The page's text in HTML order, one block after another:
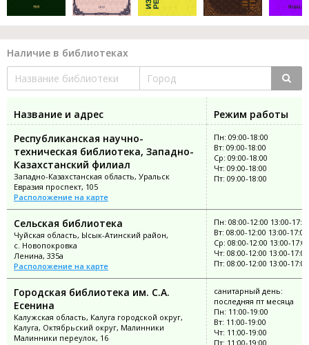
Наличие в библиотеках
Название и адрес
Режим работы
Республиканская научно-
техническая библиотека, Западно-
Казахстанский филиал
Западно-Казахстанская область, Уральск
Евразия проспект, 105
Расположение на карте
Пн: 09:00-18:00
Вт: 09:00-18:00
Ср: 09:00-18:00
Чт: 09:00-18:00
Пт: 09:00-18:00
Сельская библиотека
Чуйская область, Ысык-Атинский район,
с. Новопокровка
Ленина, 335а
Расположение на карте
Пн: 08:00-12:00 13:00-
Вт: 08:00-12:00 13:00-17:00
Ср: 08:00-12:00 13:00-17:00
Чт: 08:00-12:00 13:00-17:00
Пт: 08:00-12:00 13:00-17:00
Городская библиотека им. С.А.
Есенина
Калужская область, Калуга городской округ,
Калуга, Октябрьский округ, Малинники
Малинники переулок, 16
санитарный день:
последняя пт месяца
Пн: 11:00-19:00
Вт: 11:00-19:00
Чт: 11:00-19:00
Пт: 11:00-19:00